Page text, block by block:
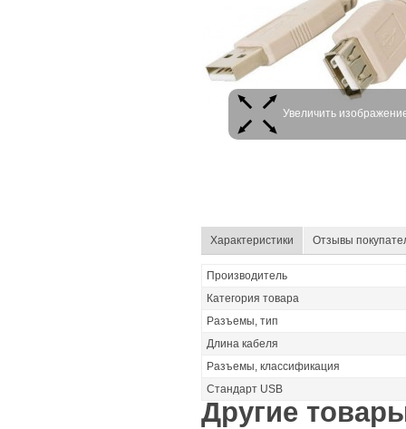
Увеличить
Характеристики Отзывы
Производитель
Категория товара
Разъемы, тип
Длина кабеля
Разъемы, классификация
Стандарт USB
Другие